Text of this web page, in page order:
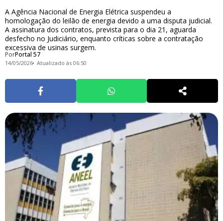
A Agência Nacional de Energia Elétrica suspendeu a
homologação do leilão de energia devido a uma disputa judicial.
A assinatura dos contratos, prevista para o dia 21, aguarda
desfecho no Judiciário, enquanto críticas sobre a contratação
excessiva de usinas surgem.
PorPortal 57
14/05/2026 Atualizado às 06:50